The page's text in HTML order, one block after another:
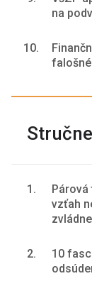
na
10.
Stručne
1.
vzťah
2.
10